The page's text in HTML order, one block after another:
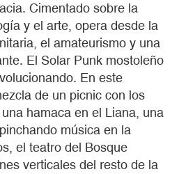
Cimentado sobre la
y el arte, opera desde la
el amateurismo y una
El Solar Punk mostoleño
En este
de un picnic con los
hamaca en el Liana, una
música en la
el teatro del Bosque
verticales del resto de la